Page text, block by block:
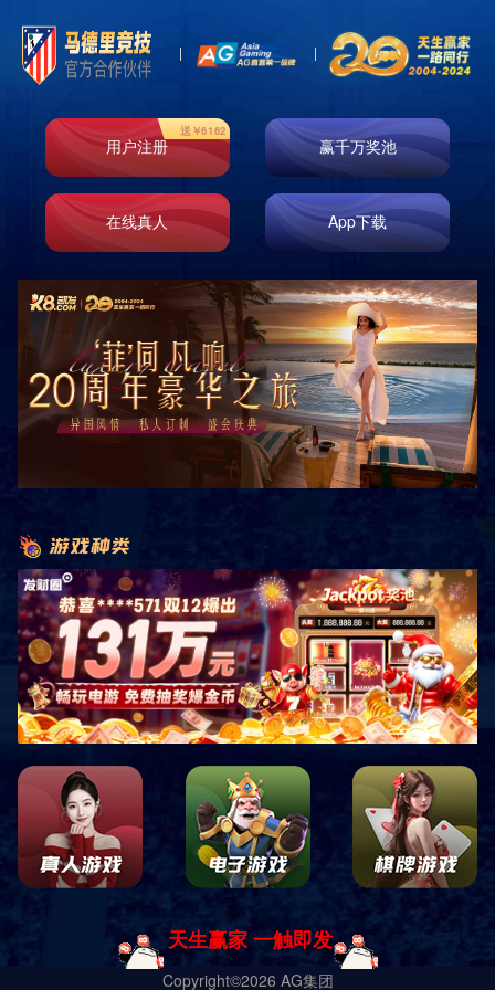
即时响应 免费测量 免费设计 免费安装 原厂正品 巡检服务
销售客服咨询
关注微信公众平台
四川中康倍力体育用品有限公司
蜀ICP备19028619号-1 Copyright ｜网站地图 ｜ 网站XML